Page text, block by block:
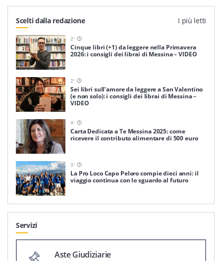
Scelti dalla redazione I più letti
2'
Cinque libri (+1) da leggere nella Primavera
2026: i consigli dei librai di Messina – VIDEO
2'
Sei libri sull’amore da leggere a San Valentino
(e non solo): i consigli dei librai di Messina –
VIDEO
4'
Carta Dedicata a Te Messina 2025: come
ricevere il contributo alimentare di 500 euro
3'
La Pro Loco Capo Peloro compie dieci anni: il
viaggio continua con lo sguardo al futuro
Servizi
Aste Giudiziarie